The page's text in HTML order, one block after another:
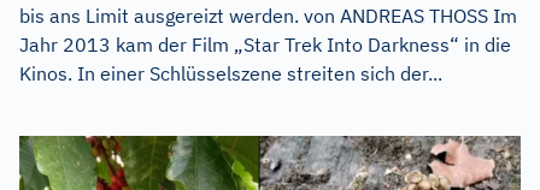
bis ans Limit ausgereizt werden. von ANDREAS THOSS Im
Jahr 2013 kam der Film „Star Trek Into Darkness“ in die
Kinos. In einer Schlüsselszene streiten sich der...